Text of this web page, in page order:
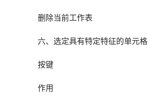
删除当前工作表
六、选定具有特定特征的单元格
按键
作用